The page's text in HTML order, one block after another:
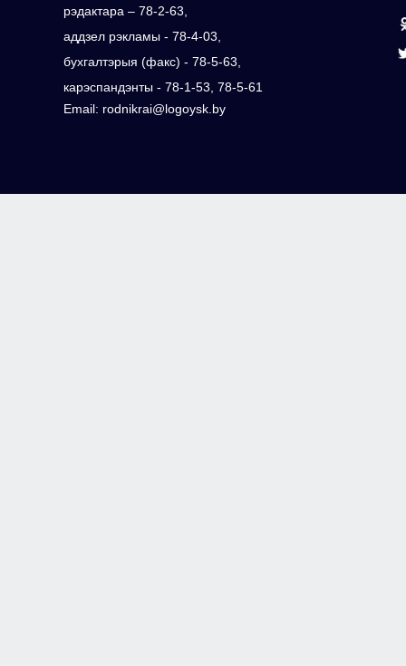
рэдактара – 78-2-63,
аддзел рэкламы - 78-4-03,
бухгалтэрыя (факс) - 78-5-63,
карэспандэнты - 78-1-53, 78-5-61
Email: rodnikrai@logoysk.by